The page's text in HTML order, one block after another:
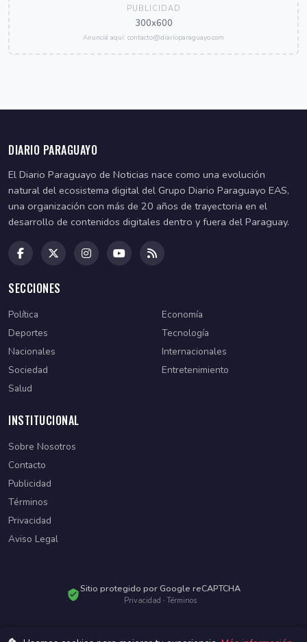
PUBLICIDAD
300x600
Anunciá aquí: contacto@diarioparaguayo.com
DIARIO PARAGUAYO
El Diario Paraguayo de Noticias nace como una evolución
natural del ecosistema digital del Grupo Diario Paraguayo EAS,
una organización con más de 20 años de trayectoria en el
desarrollo de contenidos digitales dentro y fuera del Paraguay.
SECCIONES
Política
Economía
Deportes
Tecnología
Nacionales
Internacionales
Sociedad
Entretenimiento
Salud
INSTITUCIONAL
Sobre Nosotros
Contacto
Publicidad
Términos
Privacidad
Aviso Legal
Sitio protegido por Google reCAPTCHA
Privacidad · Términos